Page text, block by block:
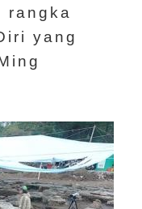
rangka
yang